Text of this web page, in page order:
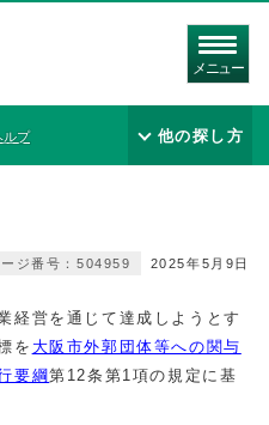
メニュー
ルプ 他の探し方
2025年5月9日
ジ番号：504959
経営を通じて達成しようとす
を 大阪市外郭団体等への関与
要綱第12条第1項の規定に基